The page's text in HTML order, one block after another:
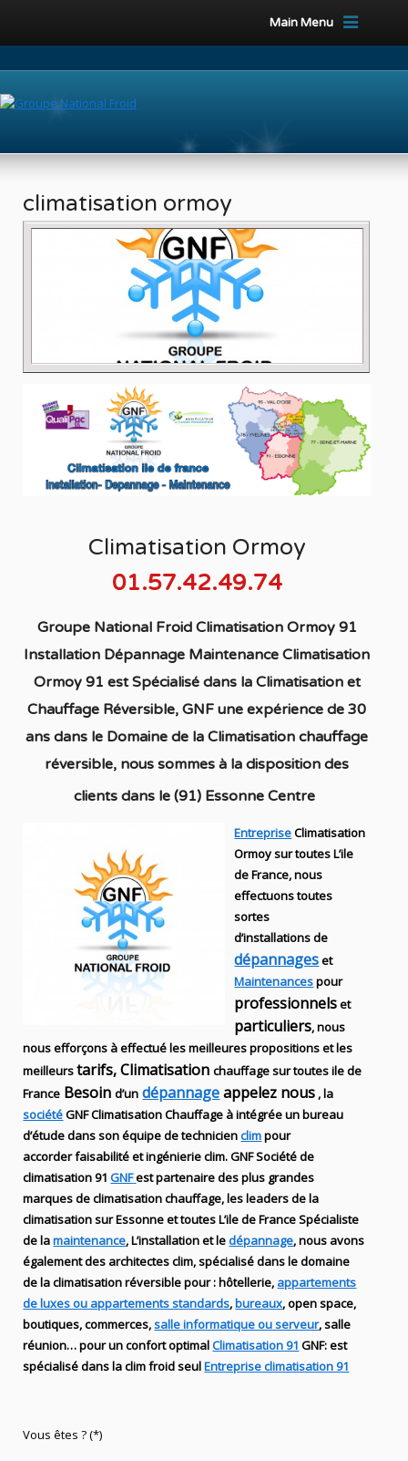
Main Menu
climatisation ormoy
Climatisation Ormoy
01.57.42.49.74
Groupe National Froid Climatisation Ormoy 91
Installation Dépannage Maintenance Climatisation
Ormoy 91 est Spécialisédans la Climatisationet
Chauffage Réversible, GNF une expérience de 30
ans dans le Domaine de la Climatisation chauffage
réversible, nous sommes à la disposition des
clients dansle (91) Essonne Centre
EntrepriseClimatisation
Ormoy sur toutes L’ile
de France, nous
effectuons toutes
sortes
d’installationsde
dépannageset
Maintenancespour
professionnelset
particuliers, nous
nous efforçons à effectué les meilleures propositions et les
meilleurstarifs, Climatisationchauffage sur toutes ile de
France Besoind’un dépannageappelez nous , la
sociétéGNFClimatisation Chauffage à intégrée un bureau
d’étude dans son équipe de technicienclimpour
accorder faisabilité et ingénierieclim.GNFSociété de
climatisation 91GNFest partenaire des plus grandes
marques declimatisation chauffage, les leadersde la
climatisation sur Essonne et toutes L’ile de France Spécialiste
delamaintenance, L’installationet ledépannage, nous avons
également des architectes clim,spécialisé dans le domaine
de laclimatisation réversiblepour : hôtellerie, appartements
de luxes ou appartements standards,bureaux, open space,
boutiques, commerces,salle informatique ou serveur, salle
réunion… pour un confort optimalClimatisation 91 GNF:est
spécialisédans la climfroid seulEntreprise climatisation 91
Vous êtes ? (*)